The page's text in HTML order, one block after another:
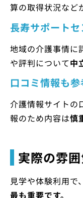
算の取得状況など
長寿サポート
地域の介護事情に
や評判について中
口コミ情報も参
介護情報サイトの
報のため内容は慎
実際の雰
見学や体験利用で
最も重要です。